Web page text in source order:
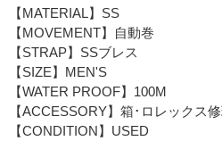
【MATERIAL】SS
【MOVEMENT】自動巻
【STRAP】SSブレス
【SIZE】MEN'S
【WATER PROOF】100M
【ACCESSORY】箱･ロレックス
【CONDITION】USED